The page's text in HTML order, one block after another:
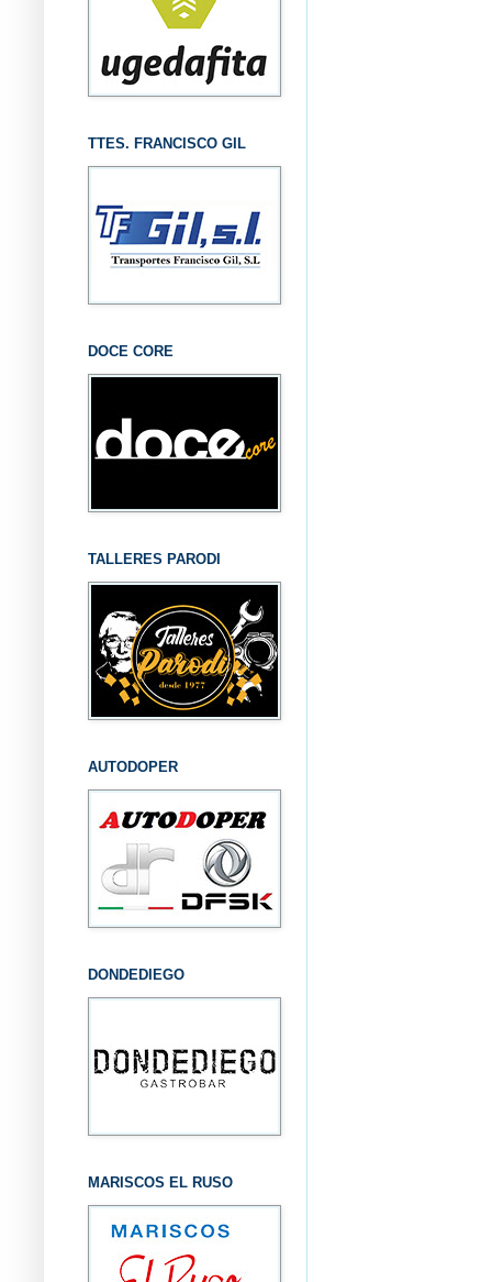
TTES. FRANCISCO GIL
DOCE CORE
TALLERES PARODI
AUTODOPER
DONDEDIEGO
MARISCOS EL RUSO